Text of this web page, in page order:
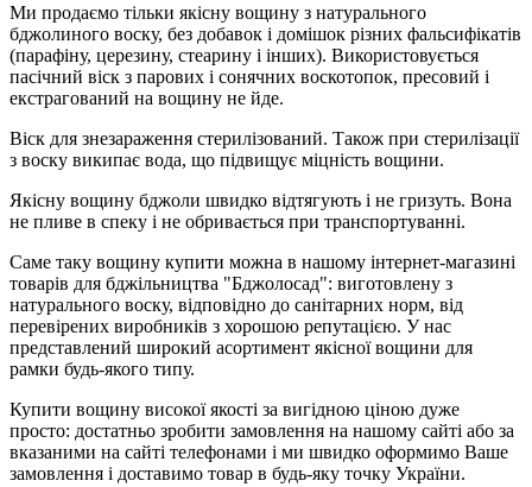
Ми продаємо тільки якісну вощину з натурального
бджолиного воску, без добавок і домішок різних фальсифікатів
(парафіну, церезину, стеарину і інших). Використовується
пасічний віск з парових і сонячних воскотопок, пресовий і
екстрагований на вощину не йде.
Віск для знезараження стерилізований. Також при стерилізації
з воску википає вода, що підвищує міцність вощини.
Якісну вощину бджоли швидко відтягують і не гризуть. Вона
не пливе в спеку і не обривається при транспортуванні.
Саме таку вощину купити можна в нашому інтернет-магазині
товарів для бджільництва "Бджолосад": виготовлену з
натурального воску, відповідно до санітарних норм, від
перевірених виробників з хорошою репутацією. У нас
представлений широкий асортимент якісної вощини для
рамки будь-якого типу.
Купити вощину високої якості за вигідною ціною дуже
просто: достатньо зробити замовлення на нашому сайті або за
вказаними на сайті телефонами і ми швидко оформимо Ваше
замовлення і доставимо товар в будь-яку точку України.